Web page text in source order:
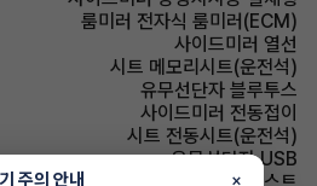
룸미러 전자식 룸미러(ECM)
사이드미러 열선
시트 메모리시트(운전석)
유무선단자 블루투스
사이드미러 전동접이
시트 전동시트(운전석)
유무선단자 USB
주의 안내 ×